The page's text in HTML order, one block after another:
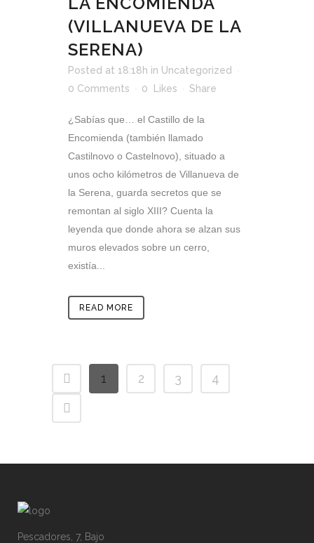
(VILLANUEVA DE LA
SERENA)
Posted at 18:18h in Uncategorized
0 Comments
0 Likes Share
¿Sabías que… el Castillo de la
Encomienda (también llamado
Castilnovo o Castelnovo), situado a
unos ocho kilómetros de Villanueva de
la Serena, guarda secretos que se
remontan al siglo XIII? Cuenta la
leyenda que donde ahora se alzan sus
muros elevados sobre un cerro,
existía...
READ MORE
1 2 3 4
Pescadores, 7, Bajo